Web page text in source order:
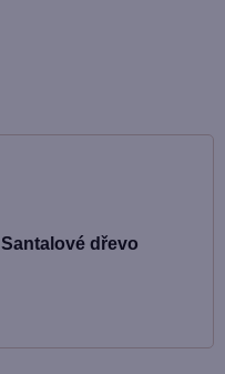
Santalové dřevo